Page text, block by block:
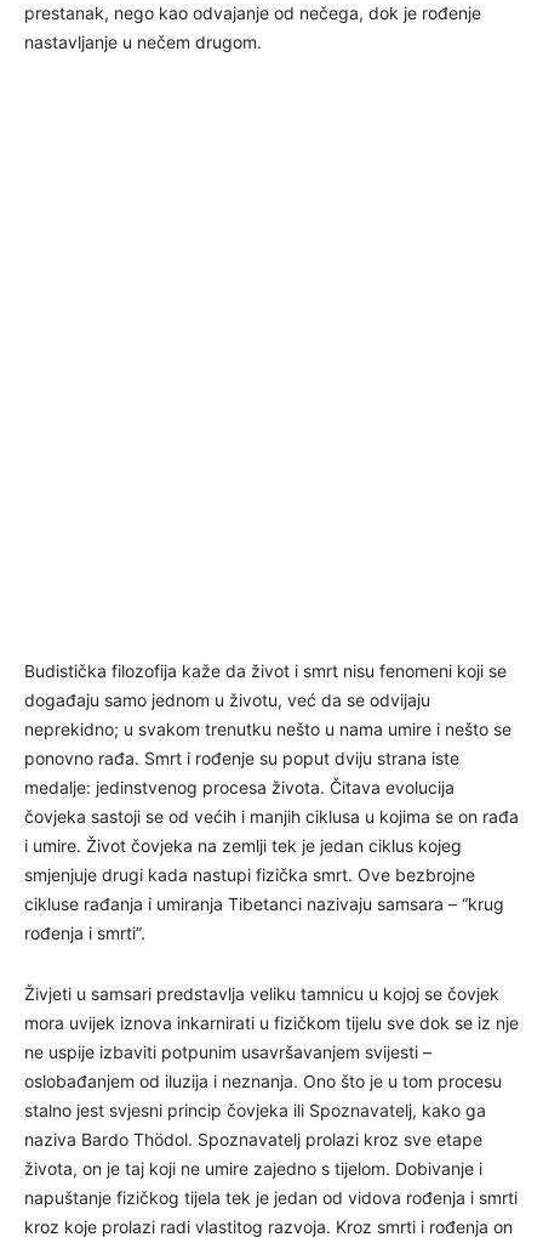
prestanak, nego kao odvajanje od nečega, dok je rođenje
nastavljanje u nečem drugom.
Budistička filozofija kaže da život i smrt nisu fenomeni koji se
događaju samo jednom u životu, već da se odvijaju
neprekidno; u svakom trenutku nešto u nama umire i nešto se
ponovno rađa. Smrt i rođenje su poput dviju strana iste
medalje: jedinstvenog procesa života. Čitava evolucija
čovjeka sastoji se od većih i manjih ciklusa u kojima se on rađa
i umire. Život čovjeka na zemlji tek je jedan ciklus kojeg
smjenjuje drugi kada nastupi fizička smrt. Ove bezbrojne
cikluse rađanja i umiranja Tibetanci nazivaju samsara – “krug
rođenja i smrti”.
Živjeti u samsari predstavlja veliku tamnicu u kojoj se čovjek
mora uvijek iznova inkarnirati u fizičkom tijelu sve dok se iz nje
ne uspije izbaviti potpunim usavršavanjem svijesti –
oslobađanjem od iluzija i neznanja. Ono što je u tom procesu
stalno jest svjesni princip čovjeka ili Spoznavatelj, kako ga
naziva Bardo Thödol. Spoznavatelj prolazi kroz sve etape
života, on je taj koji ne umire zajedno s tijelom. Dobivanje i
napuštanje fizičkog tijela tek je jedan od vidova rođenja i smrti
kroz koje prolazi radi vlastitog razvoja. Kroz smrti i rođenja on